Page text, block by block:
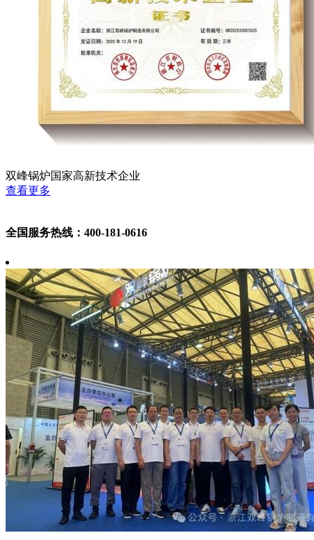
双峰锅炉国家高新技术企业
查看更多
全国服务热线：400-181-0616